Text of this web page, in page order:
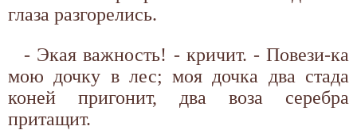
глаза разгорелись.
- Экая важность! - кричит. - Повези-ка
мою дочку в лес; моя дочка два стада
коней пригонит, два воза серебра
притащит.